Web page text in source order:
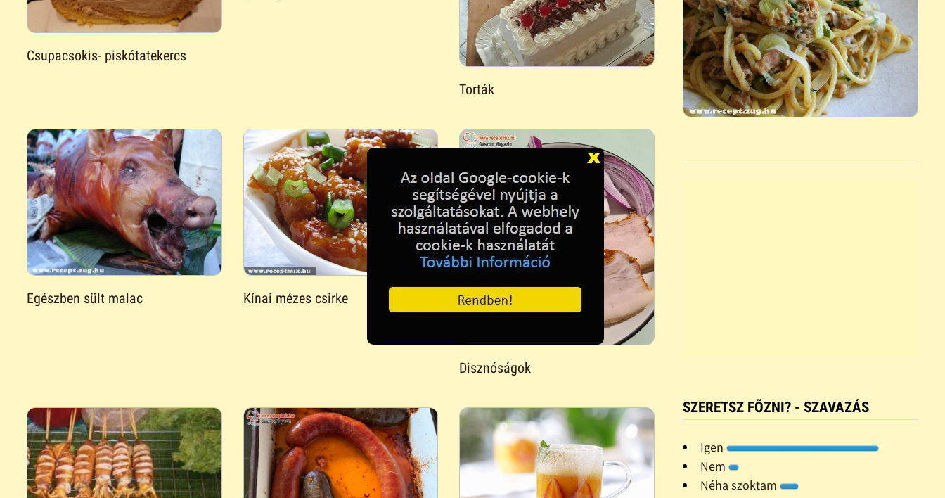
Csupacsokis- piskótatekercs
Torták
Egészben sült malac Kínai mézes csirke
Disznóságok
SZERETSZ FÕZNI? - SZAVAZÁS
Igen
Nem
Néha szoktam